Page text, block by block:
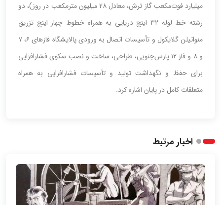
میلیارد فوت‌مکعب گاز ترش، معادل ۲۸ میلیون مترمکعب در روز)، دو
رشته خط لوله ۳۲ اینچ دریایی به همراه خطوط چهار اینچ تزریق
منواتیلن‌ گلایکول و تأسیسات اتصال به ورودی پالایشگاه فازهای ۶، ۷
و ۸ و فاز ۱۲ پارس‌جنوبی، طراحی، ساخت و نصب سکوی فشارافزایی
برای حفظ و نگهداشت تولید و تأسیسات فشارافزایی به همراه
متعلقات کامل در پایان اشاره کرد.
اخبار مرتبط